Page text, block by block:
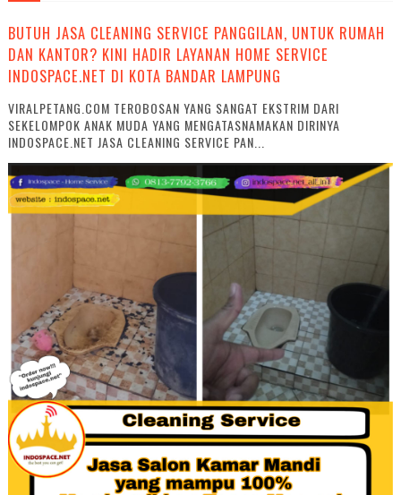
BUTUH JASA CLEANING SERVICE PANGGILAN, UNTUK RUMAH
DAN KANTOR? KINI HADIR LAYANAN HOME SERVICE
INDOSPACE.NET DI KOTA BANDAR LAMPUNG
VIRALPETANG.COM TEROBOSAN YANG SANGAT EKSTRIM DARI
SEKELOMPOK ANAK MUDA YANG MENGATASNAMAKAN DIRINYA
INDOSPACE.NET JASA CLEANING SERVICE PAN...